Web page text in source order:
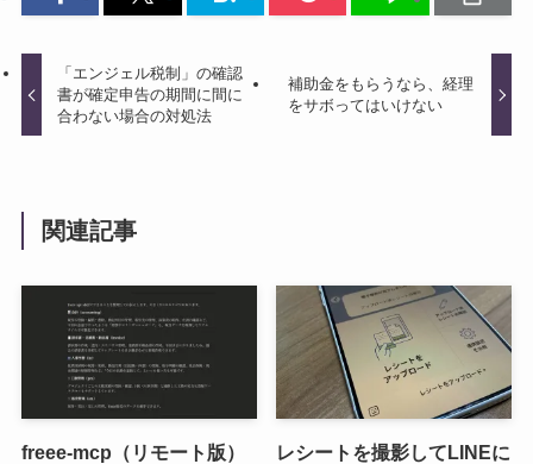
「エンジェル税制」の確認
書が確定申告の期間に間に
合わない場合の対処法
補助金をもらうなら、経理
をサボってはいけない
関連記事
freee-mcp（リモート版）
レシートを撮影してLINEに